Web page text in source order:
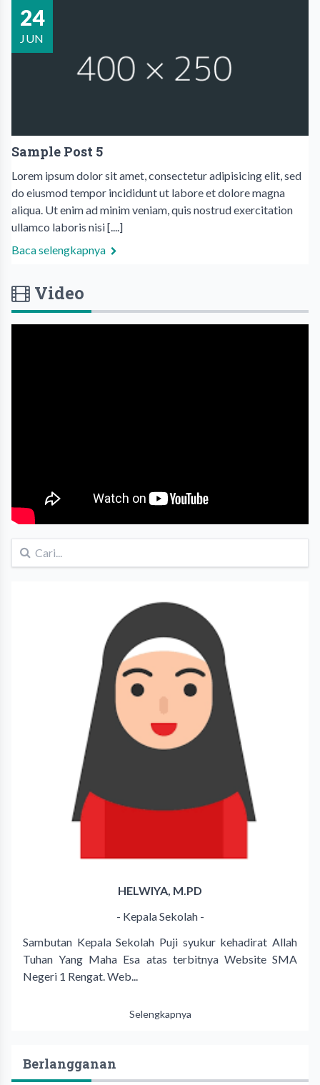
24
JUN
Sample Post 5
Lorem ipsum dolor sit amet, consectetur adipisicing elit, sed
do eiusmod tempor incididunt ut labore et dolore magna
aliqua. Ut enim ad minim veniam, quis nostrud exercitation
ullamco laboris nisi [....]
Baca selengkapnya
Video
HELWIYA, M.PD
- Kepala Sekolah -
Sambutan Kepala Sekolah Puji syukur kehadirat Allah
Tuhan Yang Maha Esa atas terbitnya Website SMA
Negeri 1 Rengat. Web...
Selengkapnya
Berlangganan